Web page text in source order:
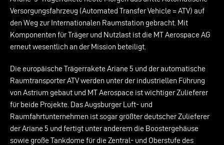
Versorgungsfahrzeug (Automated Transfer Vehicle = ATV) auf
den Weg zur Internationalen Raumstation gebracht. Mit
Komponenten für Träger und Nutzlast ist die MT Aerospace AG
erneut wesentlich an der Mission beteiligt.
Die europäische Trägerrakete Ariane 5 und der automatische
Raumtransporter ATV werden unter der industriellen Führung
von Astrium gebaut und MT Aerospace ist wichtiger Zulieferer
für beide Projekte. Das Augsburger Luft- und
Raumfahrtunternehmen ist sogar größter deutscher Zulieferer
der Ariane 5 und fertigt unter anderem die Boostergehäuse
sowie große Tankdome für die Zentral- und Oberstufe des